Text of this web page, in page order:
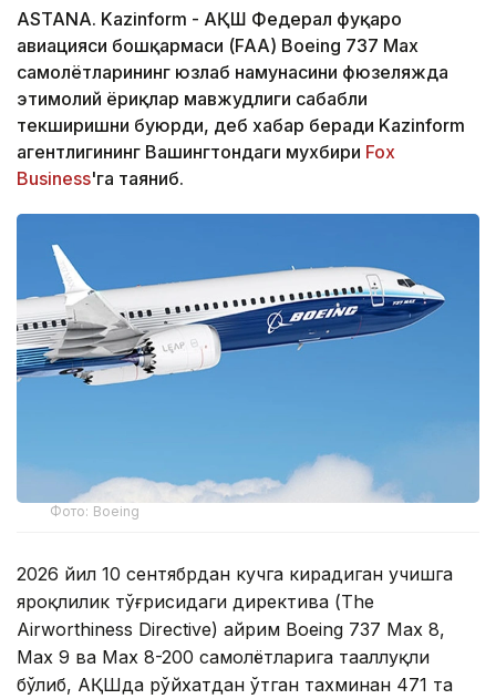
ASTANA. Kazinform - АҚШ Федерал фуқаро
авиацияси бошқармаси (FAA) Boeing 737 Max
самолётларининг юзлаб намунасини фюзеляжда
эҳтимолий ёриқлар мавжудлиги сабабли
текширишни буюрди, деб хабар беради Kazinform
агентлигининг Вашингтондаги мухбири Fox
Business'га таяниб.
Фото: Boeing
2026 йил 10 сентябрдан кучга кирадиган учишга
яроқлилик тўғрисидаги директива (The
Airworthiness Directive) айрим Boeing 737 Max 8,
Max 9 ва Max 8-200 самолётларига тааллуқли
бўлиб, АҚШда рўйхатдан ўтган тахминан 471 та